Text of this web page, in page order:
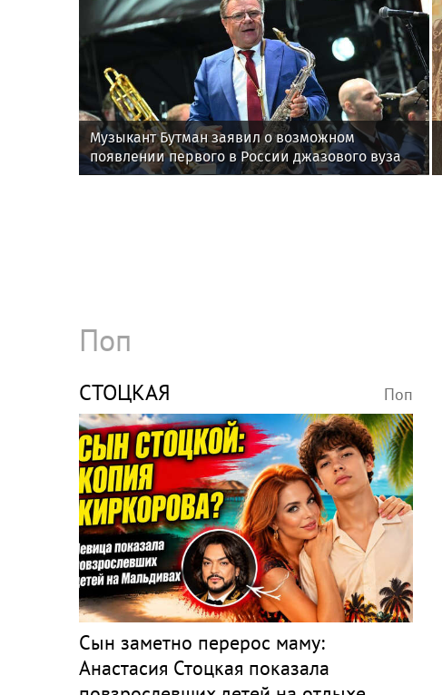
Музыкант Бутман заявил о возможном
появлении первого в России джазового вуза
Поп
СТОЦКАЯ Поп
Сын заметно перерос маму:
Анастасия Стоцкая показала